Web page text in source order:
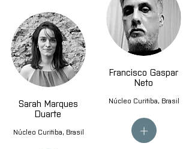
Sarah Marques
Duarte
Núcleo Curitiba, Brasil
Francisco Gaspar
Neto
Núcleo Curitiba, Brasil
+